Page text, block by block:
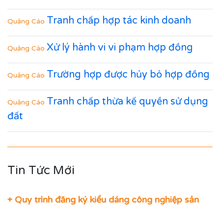
Quảng Cáo Tranh chấp hợp tác kinh doanh
Quảng Cáo Xử lý hành vi vi phạm hợp đồng
Quảng Cáo Trường hợp được hủy bỏ hợp đồng
Quảng Cáo Tranh chấp thừa kế quyền sử dụng
đất
Tin Tức Mới
+ Quy trình đăng ký kiểu dáng công nghiệp sản